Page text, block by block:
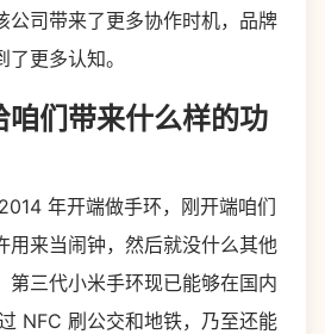
公司带来了更多协作时机，品牌
更多认知。
咱们带来什么样的功
年开端做手环，刚开端咱们
用来当闹钟，然后就没什么其他
第三代小米手环现已能够在国内
NFC 刷公交和地铁，乃至还能